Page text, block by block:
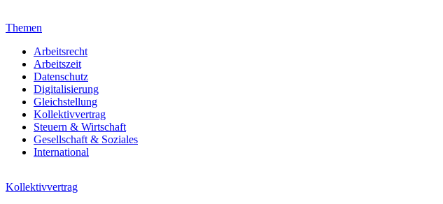
Themen
Arbeitsrecht
Arbeitszeit
Datenschutz
Digitalisierung
Gleichstellung
Kollektivvertrag
Steuern & Wirtschaft
Gesellschaft & Soziales
International
Kollektivvertrag